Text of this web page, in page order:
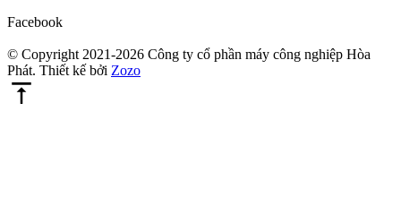
Facebook
© Copyright 2021-2026 Công ty cổ phần máy công nghiệp Hòa
Phát. Thiết kế bởi Zozo